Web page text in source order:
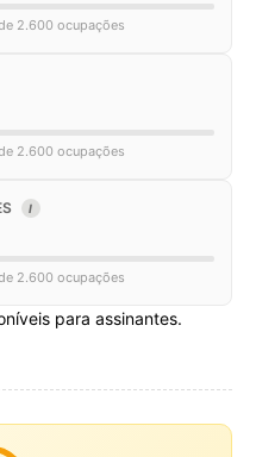
2.600 ocupações
2.600 ocupações
I
2.600 ocupações
para assinantes.